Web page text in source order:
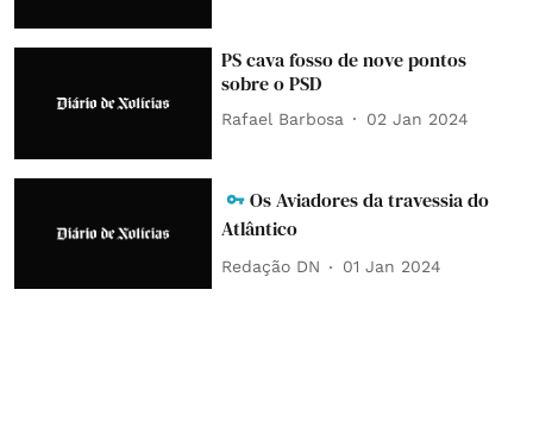
PS cava fosso de nove pontos
sobre o PSD
Rafael Barbosa 02 Jan 2024
Os Aviadores da travessia do
Atlântico
Redação DN 01 Jan 2024